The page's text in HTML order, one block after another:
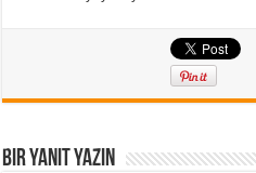
Bir yanıt yazın